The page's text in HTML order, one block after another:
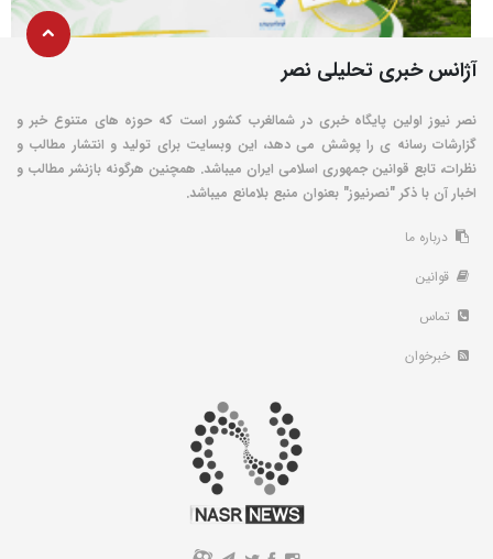
آژانس خبری تحلیلی نصر
نصر نیوز اولین پایگاه خبری در شمالغرب کشور است که حوزه های متنوع خبر و
گزارشات رسانه ی را پوشش می دهد، این وبسایت برای تولید و انتشار مطالب و
نظرات، تابع قوانین جمهوری اسلامی ایران میباشد. همچنین هرگونه بازنشر مطالب و
اخبار آن با ذکر "نصرنیوز" بعنوان منبع بلامانع میباشد.
درباره ما
قوانین
تماس
خبرخوان